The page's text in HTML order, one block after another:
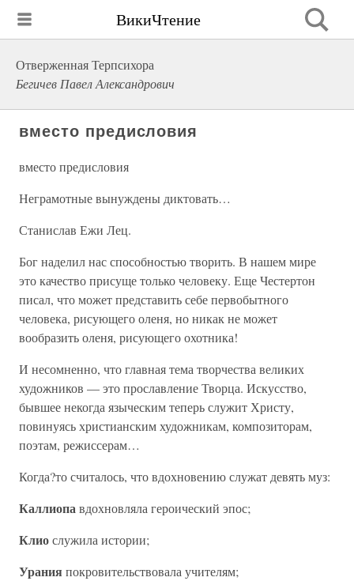
ВикиЧтение
Отверженная Терпсихора
Бегичев Павел Александрович
вместо предисловия
вместо предисловия
Неграмотные вынуждены диктовать…
Станислав Ежи Лец.
Бог наделил нас способностью творить. В нашем мире
это качество присуще только человеку. Еще Честертон
писал, что может представить себе первобытного
человека, рисующего оленя, но никак не может
вообразить оленя, рисующего охотника!
И несомненно, что главная тема творчества великих
художников — это прославление Творца. Искусство,
бывшее некогда языческим теперь служит Христу,
повинуясь христианским художникам, композиторам,
поэтам, режиссерам…
Когда?то считалось, что вдохновению служат девять муз:
Каллиопавдохновляла героический эпос;
Клиослужила истории;
Урания покровительствовала учителям;